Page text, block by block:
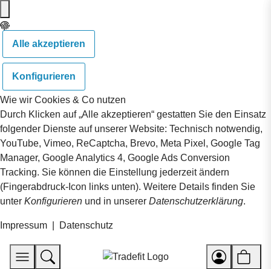
Alle akzeptieren
Konfigurieren
Wie wir Cookies & Co nutzen
Durch Klicken auf „Alle akzeptieren“ gestatten Sie den Einsatz
folgender Dienste auf unserer Website: Technisch notwendig,
YouTube, Vimeo, ReCaptcha, Brevo, Meta Pixel, Google Tag
Manager, Google Analytics 4, Google Ads Conversion
Tracking. Sie können die Einstellung jederzeit ändern
(Fingerabdruck-Icon links unten). Weitere Details finden Sie
unter Konfigurieren und in unserer Datenschutzerklärung.
Impressum Datenschutz